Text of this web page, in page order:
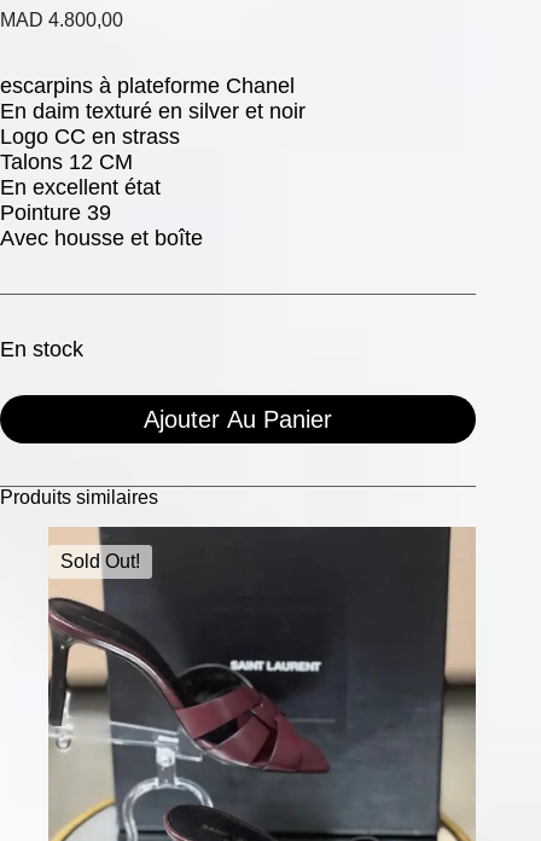
MAD 4.800,00
escarpins à plateforme Chanel
En daim texturé en silver et noir
Logo CC en strass
Talons 12 CM
En excellent état
Pointure 39
Avec housse et boîte
En stock
Ajouter Au Panier
Produits similaires
Sold Out!